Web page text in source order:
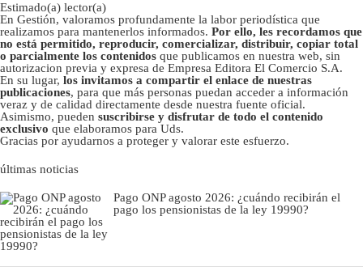
Estimado(a) lector(a)
En Gestión, valoramos profundamente la labor periodística que
realizamos para mantenerlos informados. Por ello, les recordamos que
no está permitido, reproducir, comercializar, distribuir, copiar total
o parcialmente los contenidos que publicamos en nuestra web, sin
autorizacion previa y expresa de Empresa Editora El Comercio S.A.
En su lugar, los invitamos a compartir el enlace de nuestras
publicaciones, para que más personas puedan acceder a información
veraz y de calidad directamente desde nuestra fuente oficial.
Asimismo, pueden suscribirse y disfrutar de todo el contenido
exclusivo que elaboramos para Uds.
Gracias por ayudarnos a proteger y valorar este esfuerzo.
últimas noticias
Pago ONP agosto 2026: ¿cuándo recibirán el
pago los pensionistas de la ley 19990?